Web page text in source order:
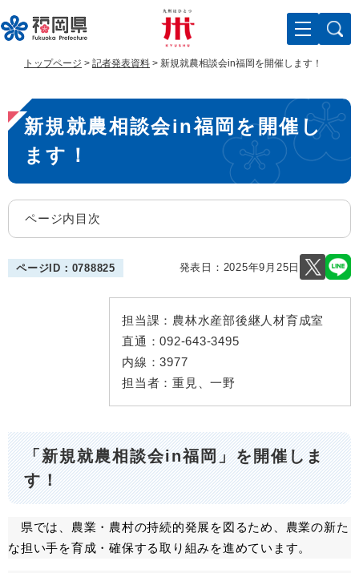
ー
ジ
で
す
ニ
ュ
ば
し
文
トップページ > 記者発表資料 > 新規就農相談会in福岡を開催します！
本
文
新規就農相談会in福岡を開催し
ます！
ページ内目次
ページID：0788825 発表日： 2025年9月25日
担当課： 農林水産部後継人材育成室
直通：092-643-3495
内線：3977
担当者： 重見、一野
「新規就農相談会in福岡」を開催しま
す！
県では、農業・農村の持続的発展を図るため、農業の新た
な担い手を育成・確保する取り組みを進めています。